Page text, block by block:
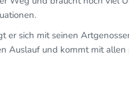
er sich mit seinen
Auslauf und kommt mit allen